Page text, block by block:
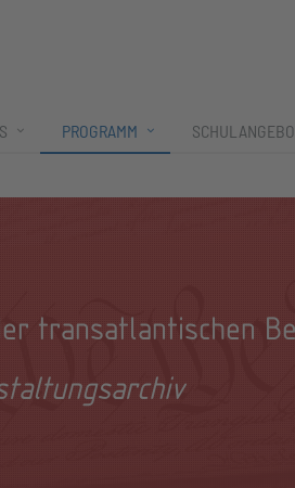
PROGRAMM
transatlantischen